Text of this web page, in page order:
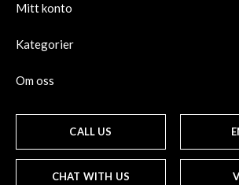
Mitt konto
Kategorier
Om oss
CALL US
CHAT WITH US